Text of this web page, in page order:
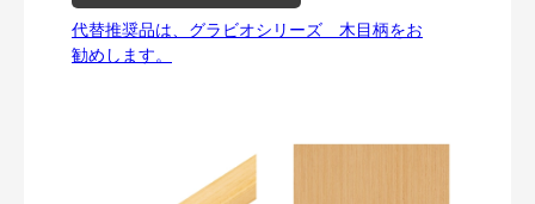
代替推奨品は、グラビオシリーズ 木目柄をお
勧めします。